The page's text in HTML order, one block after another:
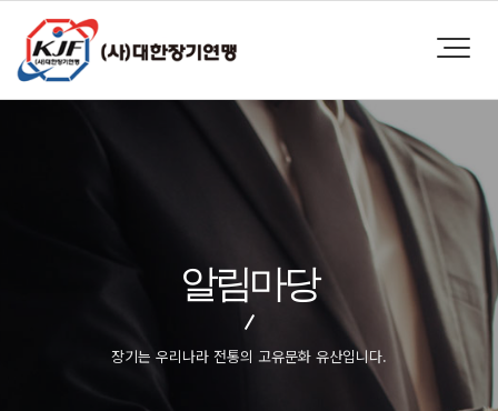
알림마당
장기는 우리나라 전통의 고유문화 유산입니다.